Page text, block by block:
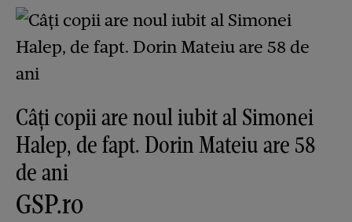
Câți copii are noul iubit al Simonei
Halep, de fapt. Dorin Mateiu are 58
de ani
GSP.ro